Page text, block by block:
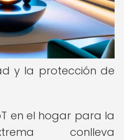
y la protección de
en el hogar para la
conlleva